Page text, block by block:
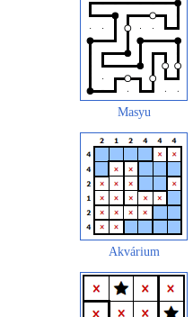
Masyu
Akvárium